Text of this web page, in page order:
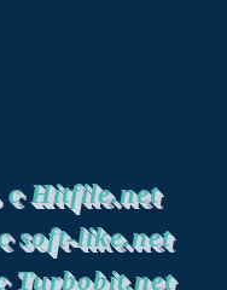
Hitfile.net
soft-like.net
Turbobit.net